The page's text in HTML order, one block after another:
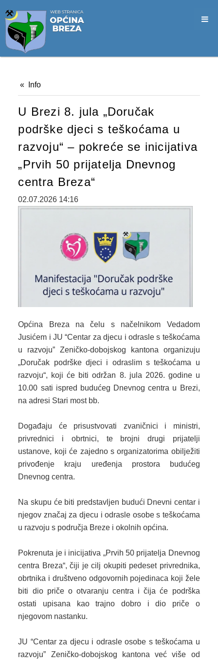
Info
U Brezi 8. jula „Doručak
podrške djeci s teškoćama u
razvoju“ – pokreće se inicijativa
„Prvih 50 prijatelja Dnevnog
centra Breza“
02.07.2026 14:16
Općina Breza na čelu s načelnikom Vedadom
Jusićem i JU “Centar za djecu i odrasle s teškoćama
u razvoju” Zeničko-dobojskog kantona organizuju
„Doručak podrške djeci i odraslim s teškoćama u
razvoju“, koji će biti održan 8. jula 2026. godine u
10.00 sati ispred budućeg Dnevnog centra u Brezi,
na adresi Stari most bb.
Događaju će prisustvovati zvaničnici i ministri,
privrednici i obrtnici, te brojni drugi prijatelji
ustanove, koji će zajedno s organizatorima obilježiti
privođenje kraju uređenja prostora budućeg
Dnevnog centra.
Na skupu će biti predstavljen budući Dnevni centar i
njegov značaj za djecu i odrasle osobe s teškoćama
u razvoju s područja Breze i okolnih općina.
Pokrenuta je i inicijativa „Prvih 50 prijatelja Dnevnog
centra Breza“, čiji je cilj okupiti pedeset privrednika,
obrtnika i društveno odgovornih pojedinaca koji žele
biti dio priče o otvaranju centra i čija će podrška
ostati upisana kao trajno dobro i dio priče o
njegovom nastanku.
JU “Centar za djecu i odrasle osobe s teškoćama u
razvoju” Zeničko-dobojskog kantona već više od
OPĆINSKO VIJEĆE
VIJEĆNICI
ZAPISNICI
DOKUMENTI
SLUŽBENI GLASNICI
2026. GODINA
2025. GODINA
2023. GODINA
2022. GODINA
2021. GODINA
2020. GODINA
2019. GODINA
2018. GODINA
2017. GODINA
2016. GODINA
2014. GODINA
2013. GODINA
2012. GODINA
1999. - 2011. GODINA
ELEKTRONSKI OBRASCI
SLUŽBA ZA FINANSIJE
SLUŽBA ZA PROSTORNO UREĐENJE